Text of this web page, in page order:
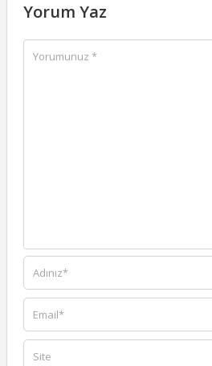
Yorum Yaz